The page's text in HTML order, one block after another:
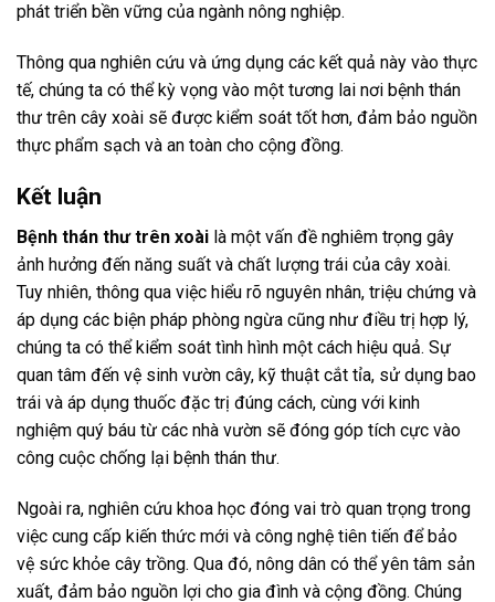
phát triển bền vững của ngành nông nghiệp.
Thông qua nghiên cứu và ứng dụng các kết quả này vào thực
tế, chúng ta có thể kỳ vọng vào một tương lai nơi bệnh thán
thư trên cây xoài sẽ được kiểm soát tốt hơn, đảm bảo nguồn
thực phẩm sạch và an toàn cho cộng đồng.
Kết luận
Bệnh thán thư trên xoài là một vấn đề nghiêm trọng gây
ảnh hưởng đến năng suất và chất lượng trái của cây xoài.
Tuy nhiên, thông qua việc hiểu rõ nguyên nhân, triệu chứng và
áp dụng các biện pháp phòng ngừa cũng như điều trị hợp lý,
chúng ta có thể kiểm soát tình hình một cách hiệu quả. Sự
quan tâm đến vệ sinh vườn cây, kỹ thuật cắt tỉa, sử dụng bao
trái và áp dụng thuốc đặc trị đúng cách, cùng với kinh
nghiệm quý báu từ các nhà vườn sẽ đóng góp tích cực vào
công cuộc chống lại bệnh thán thư.
Ngoài ra, nghiên cứu khoa học đóng vai trò quan trọng trong
việc cung cấp kiến thức mới và công nghệ tiên tiến để bảo
vệ sức khỏe cây trồng. Qua đó, nông dân có thể yên tâm sản
xuất, đảm bảo nguồn lợi cho gia đình và cộng đồng. Chúng